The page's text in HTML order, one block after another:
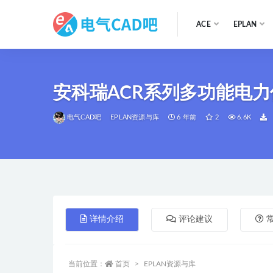
ACE EPLAN
安科瑞ACR系列多功能电
电气CAD吧 EPLAN资源与库 6 年前 2 6.6K
详情介绍 评论建议
当前位置： 首页 EPLAN资源与库